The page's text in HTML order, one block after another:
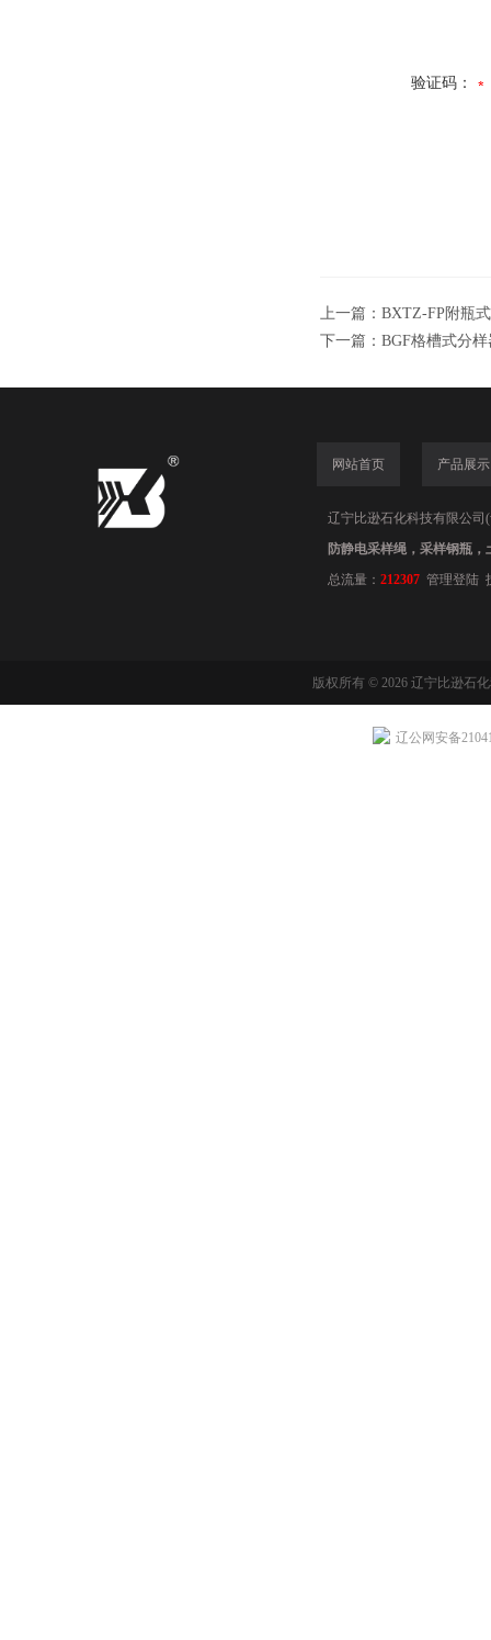
验证码：
上一篇： BXTZ-FP附瓶
下一篇： BGF格槽式分样
网站首页 产品展示
辽宁比逊石化科技有限公司
防静电采样绳，采样钢瓶
总流量： 212307 管理登陆
版权所有 © 2026 辽宁比逊石
辽公网安备